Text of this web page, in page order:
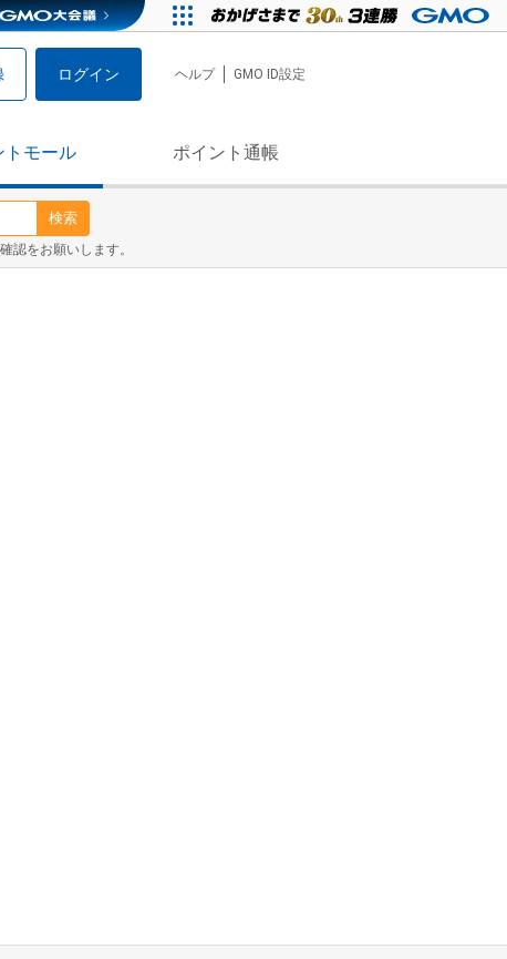
ログイン ヘルプ GMO ID設定
トモール ポイント通帳
検索
認をお願いします。